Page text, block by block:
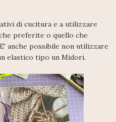
di cucitura e a utilizzare
preferite o quello che
anche possibile non utilizzare
elastico tipo un Midori.